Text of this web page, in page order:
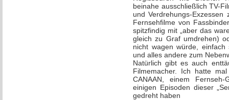
beinahe ausschließlich TV-
und Verdrehungs-
Fernsehfilme von
spitzfindig mit „aber das
gleich zu Graf umdrehen)
nicht wagen würde,
und alles andere zum
Natürlich gibt es auch
Filmemacher. Ich hatte
CANAAN, einem
einigen Episoden dieser
gedreht haben